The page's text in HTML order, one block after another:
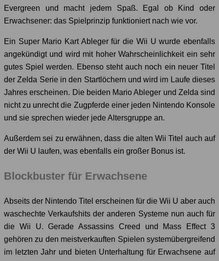
Evergreen und macht jedem Spaß. Egal ob Kind oder
Erwachsener: das Spielprinzip funktioniert nach wie vor.
Ein Super Mario Kart Ableger für die Wii U wurde ebenfalls
angekündigt und wird mit hoher Wahrscheinlichkeit ein sehr
gutes Spiel werden. Ebenso steht auch noch ein neuer Titel
der Zelda Serie in den Startlöchern und wird im Laufe dieses
Jahres erscheinen. Die beiden Mario Ableger und Zelda sind
nicht zu unrecht die Zugpferde einer jeden Nintendo Konsole
und sie sprechen wieder jede Altersgruppe an.
Außerdem sei zu erwähnen, dass die alten Wii Titel auch auf
der Wii U laufen, was ebenfalls ein großer Bonus ist.
Blockbuster für Erwachsene
Abseits der Nintendo Titel erscheinen für die Wii U aber auch
waschechte Verkaufshits der anderen Systeme nun auch für
die Wii U. Gerade Assassins Creed und Mass Effect 3
gehören zu den meistverkauften Spielen systemübergreifend
im letzten Jahr und bieten Unterhaltung für Erwachsene auf